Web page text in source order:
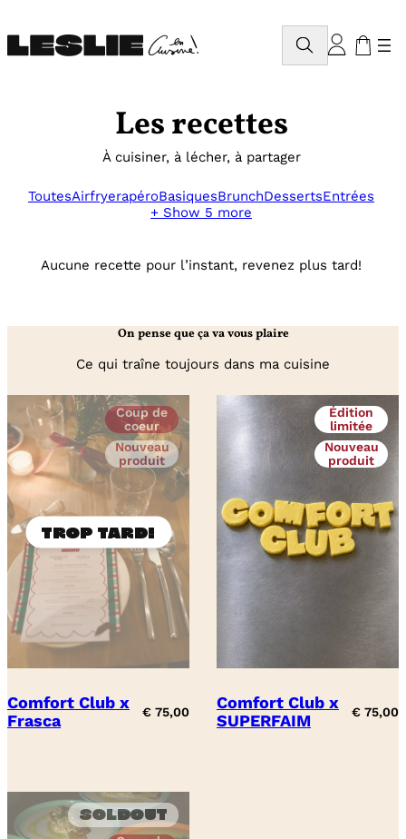
au
contenu
Rechercher
Les recettes
À cuisiner, à lécher, à partager
ToutesAirfryerapéroBasiquesBrunchDessertsEntrées
+ Show 5 more
Aucune recette pour l’instant, revenez plus tard!
On pense que ça va vous plaire
Ce qui traîne toujours dans ma cuisine
Coup de
coeur
Nouveau
produit
Comfort Club x
Frasca
€ 75,00
Édition
limitée
Nouveau
produit
Comfort Club x
SUPERFAIM
€ 75,00
Soldout